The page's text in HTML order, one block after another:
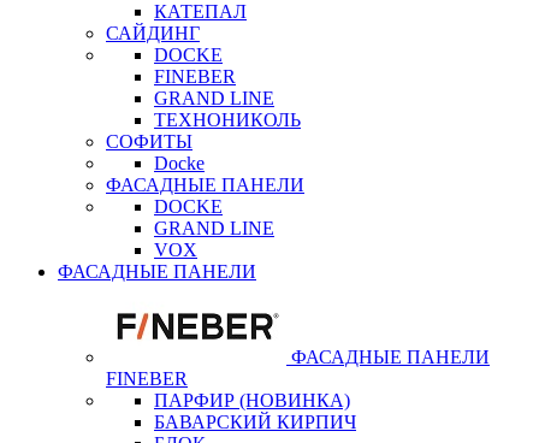
КАТЕПАЛ
САЙДИНГ
DOCKE
FINEBER
GRAND LINE
ТЕХНОНИКОЛЬ
СОФИТЫ
Docke
ФАСАДНЫЕ ПАНЕЛИ
DOCKE
GRAND LINE
VOX
ФАСАДНЫЕ ПАНЕЛИ
ФАСАДНЫЕ ПАНЕЛИ
FINEBER
ПАРФИР (НОВИНКА)
БАВАРСКИЙ КИРПИЧ